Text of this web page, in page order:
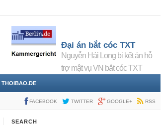
Đại án bắt cóc TXT
Nguyễn Hải Long bị kết án hỗ
trợ mật vụ VN bắt cóc TXT
FACEBOOK TWITTER GOOGLE+ RSS
SEARCH